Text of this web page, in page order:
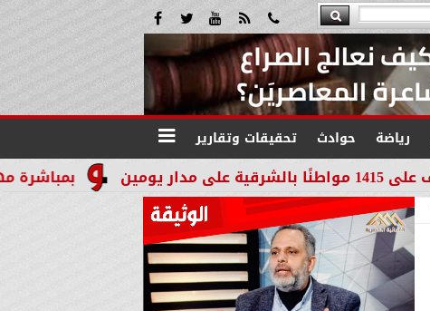
رياضة حوادث تحقيقات وتقارير
بمباشرة مهامه